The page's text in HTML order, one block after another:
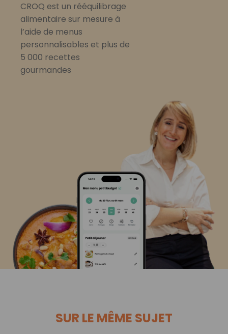
CROQ est un rééquilibrage
alimentaire sur mesure à
l’aide de menus
personnalisables et plus de
5 000 recettes
gourmandes
SUR LE MÊME SUJET